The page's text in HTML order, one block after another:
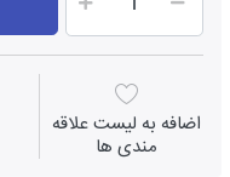
اضافه به لیست علاقه
مندی ها